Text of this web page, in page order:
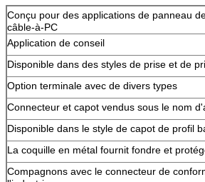
Conçu pour des applications de panneau
câble-à-PC
Application de conseil
Disponible dans des styles de prise et de
Option terminale avec de divers types
Connecteur et capot vendus sous le nom
Disponible dans le style de capot de profil
La coquille en métal fournit fondre et
Compagnons avec le connecteur de